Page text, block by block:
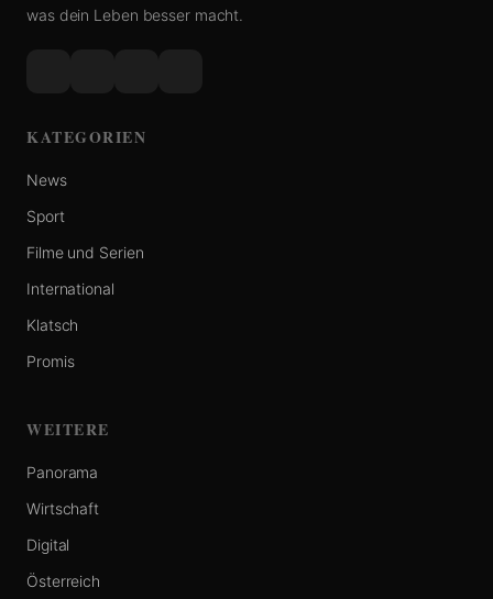
was dein Leben besser macht.
KATEGORIEN
News
Sport
Filme und Serien
International
Klatsch
Promis
WEITERE
Panorama
Wirtschaft
Digital
Österreich